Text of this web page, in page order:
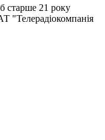
старше 21 року
"Телерадіокомпанія